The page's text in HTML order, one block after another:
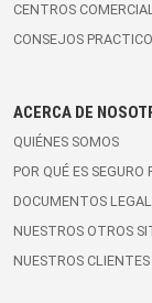
CENTROS
CONSEJOS
ACERCA DE
QUIÉNES SOMOS
POR QUÉ ES
DOCUMENTOS
NUESTROS OTROS
NUESTROS